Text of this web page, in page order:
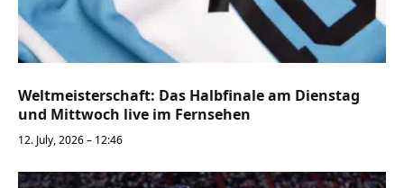
Weltmeisterschaft: Das Halbfinale am Dienstag
und Mittwoch live im Fernsehen
12. July, 2026 – 12:46